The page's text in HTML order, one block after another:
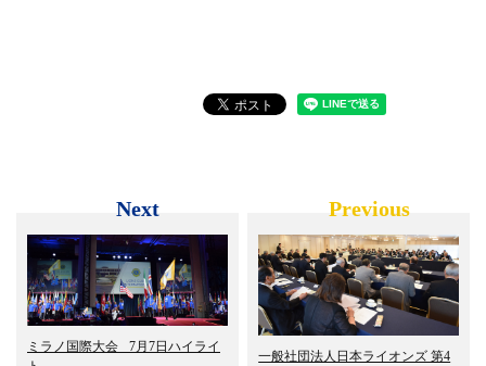
Next
ミラノ国際大会 7月7日ハイライ
Previous
一般社団法人日本ライオンズ 第4